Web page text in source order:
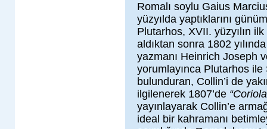
Romalı soylu Gaius
yüzyılda yaptıklarını
Plutarhos, XVII. yüzyılın
aldıktan sonra 1802
yazmanı Heinrich Joseph
yorumlayınca Plutarhos ile
bulunduran, Collin’i de
ilgilenerek 1807’de
yayınlayarak Collin’e
ideal bir kahramanı